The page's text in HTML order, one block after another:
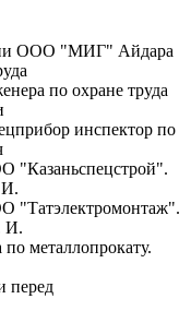
ООО "МИГ" Айдара
по oхранe трудa
инспектор по
"Казаньспецстрой".
И.
"Татэлектромонтаж".
И.
металлопрокату.
перед